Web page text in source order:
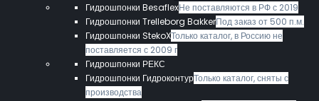
Гидрошпонки BesaflexНе поставляются в РФ с 2019
Гидрошпонки Trelleborg BakkerПод заказ от 500 п.м.
Гидрошпонки StekoXТолько каталог, в Россию не
поставляется с 2009 г
Гидрошпонки РЕКС
Гидрошпонки ГидроконтурТолько каталог, сняты с
производства